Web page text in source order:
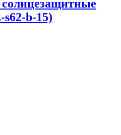
s62-b-15)